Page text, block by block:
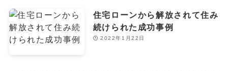
住宅ローンから解放されて住み
続けられた成功事例
2022年1月22日